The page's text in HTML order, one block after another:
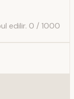
edilir. 0 / 1000